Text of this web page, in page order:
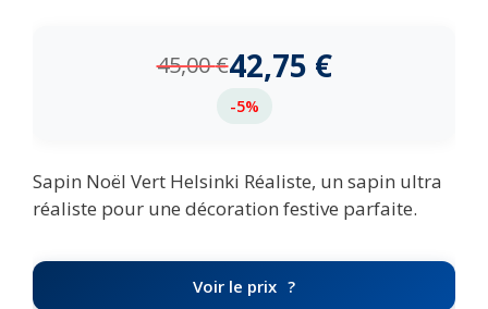
45,00€42,75 €
-5%
Sapin Noël Vert Helsinki Réaliste, un sapin ultra
réaliste pour une décoration festive parfaite.
Voir le prix